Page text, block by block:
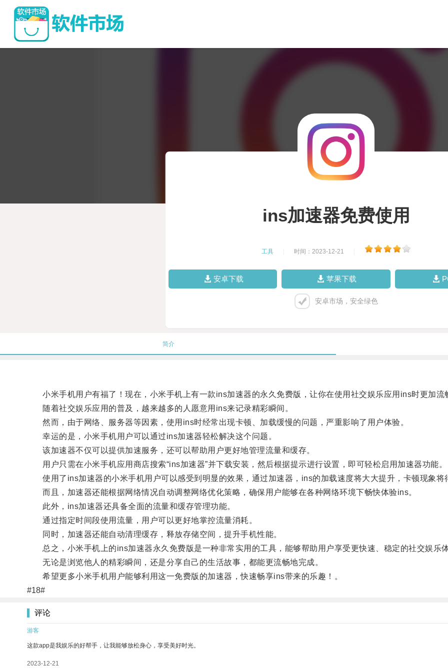
ins加速器免费使用
工具 时间：2023-12-21
安卓下载 苹果下载
安卓市场，安全绿色
简介
小米手机用户有福了！现在，小米手机上有一款ins加速器的永久免费版，让你在使用社交娱乐应用ins时更加流
随着社交娱乐应用的普及，越来越多的人愿意用ins来记录精彩瞬间。
然而，由于网络、服务器等因素，使用ins时经常出现卡顿、加载缓慢的问题，严重影响了用户体验。
幸运的是，小米手机用户可以通过ins加速器轻松解决这个问题。
该加速器不仅可以提供加速服务，还可以帮助用户更好地管理流量和缓存。
用户只需在小米手机应用商店搜索“ins加速器”并下载安装，然后根据提示进行设置，即可轻松启用加速器功能。
使用了ins加速器的小米手机用户可以感受到明显的效果，通过加速器，ins的加载速度将大大提升，卡顿现象将
而且，加速器还能根据网络情况自动调整网络优化策略，确保用户能够在各种网络环境下畅快体验ins。
此外，ins加速器还具备全面的流量和缓存管理功能。
通过指定时间段使用流量，用户可以更好地掌控流量消耗。
同时，加速器还能自动清理缓存，释放存储空间，提升手机性能。
总之，小米手机上的ins加速器永久免费版是一种非常实用的工具，能够帮助用户享受更快速、稳定的社交娱乐体
无论是浏览他人的精彩瞬间，还是分享自己的生活故事，都能更流畅地完成。
希望更多小米手机用户能够利用这一免费版的加速器，快速畅享ins带来的乐趣！。
#18#
评论
游客
这款app是我娱乐的好帮手，让我能够放松身心，享受美好时光。
2023-12-21